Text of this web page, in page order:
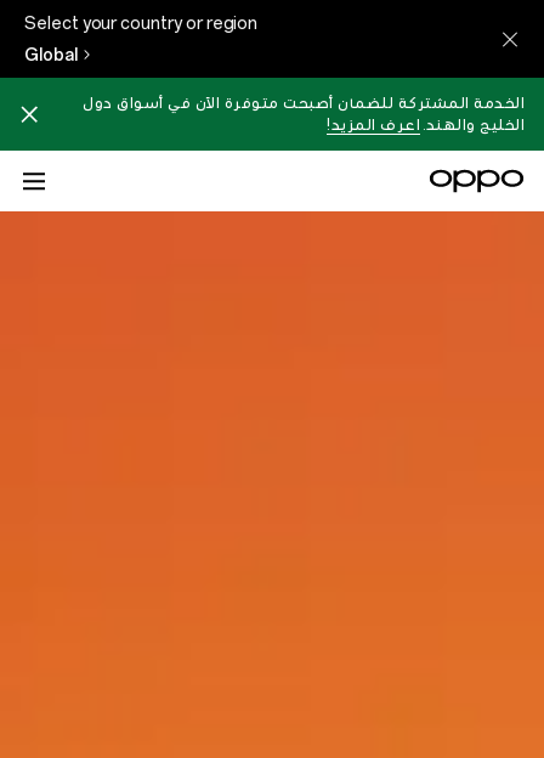
Select your country or region
Global
الخدمة المشتركة للضمان أصبحت متوفرة الآن في أسواق دول
الخليج والهند.
اعرف المزيد!